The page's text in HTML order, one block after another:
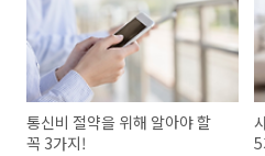
통신비 절약을 위해 알아야 할
꼭 3가지!